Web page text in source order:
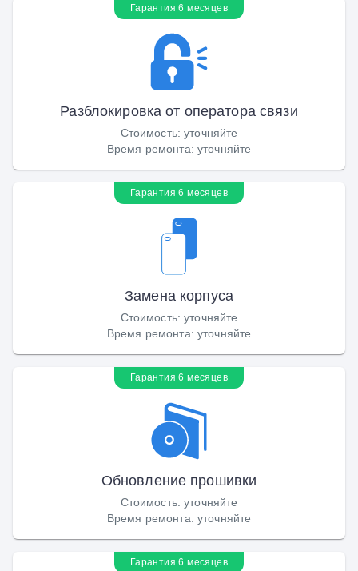
Гарантия 6 месяцев
Разблокировка от оператора связи
Стоимость:уточняйте
Время ремонта: уточняйте
Гарантия 6 месяцев
Замена корпуса
Стоимость:уточняйте
Время ремонта: уточняйте
Гарантия 6 месяцев
Обновление прошивки
Стоимость:уточняйте
Время ремонта: уточняйте
Гарантия 6 месяцев